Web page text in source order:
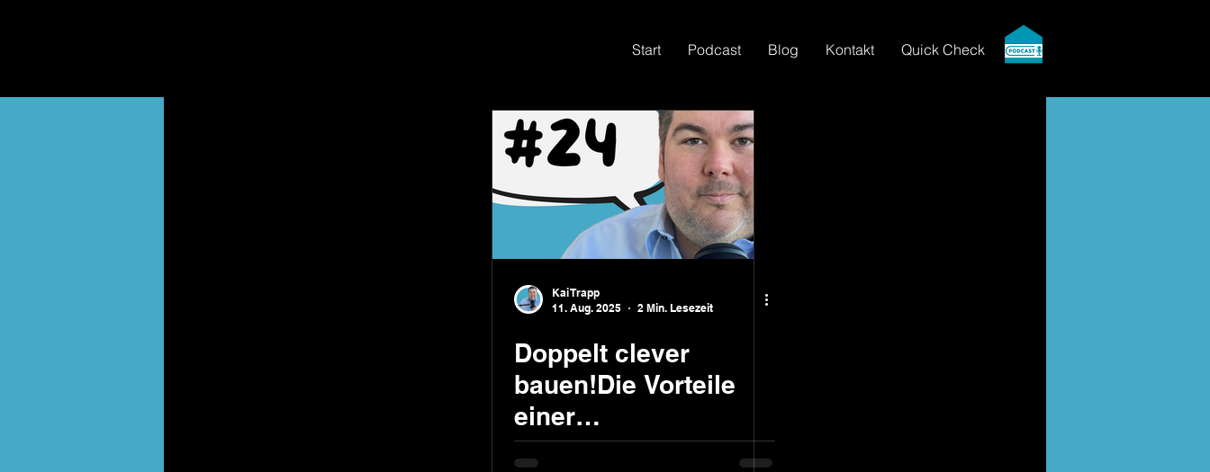
Start Podcast Blog Kontakt Quick Check
Kai Trapp
11. Aug. 2025
2 Min. Lesezeit
Doppelt clever
bauen!Die Vorteile
einer
Einliegerwohnung